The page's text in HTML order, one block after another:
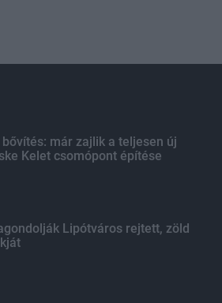
bővítés: már zajlik a teljesen új
Kelet csomópont építése
Lipótváros rejtett, zöld